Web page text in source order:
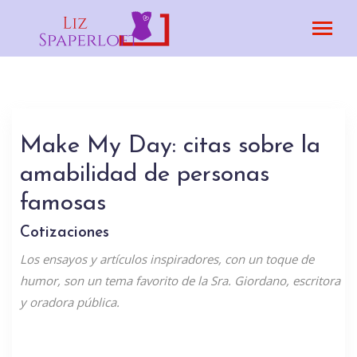
Make My Day: citas sobre la
amabilidad de personas
famosas
Cotizaciones
Los ensayos y artículos inspiradores, con un toque de
humor, son un tema favorito de la Sra. Giordano, escritora
y oradora pública.